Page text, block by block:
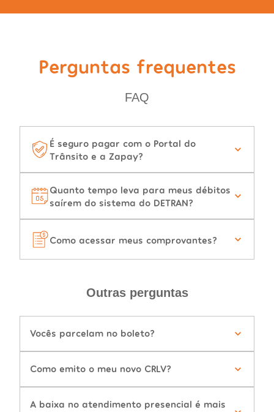
Perguntas frequentes
FAQ
É seguro pagar com o Portal do
Trânsito e a Zapay?
Quanto tempo leva para meus débitos
saírem do sistema do DETRAN?
Como acessar meus comprovantes?
Outras perguntas
Vocês parcelam no boleto?
Como emito o meu novo CRLV?
A baixa no atendimento presencial é mais